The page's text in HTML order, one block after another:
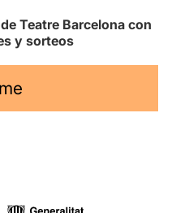
Teatre Barcelona con
y sorteos